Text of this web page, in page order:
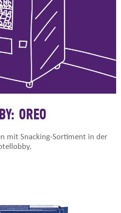
OREO
mit Snacking-Sortiment in der